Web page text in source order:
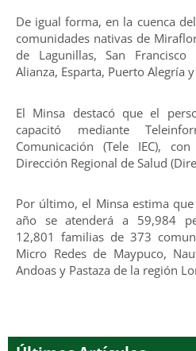
De igual forma, en la cuenca
comunidades nativas de
de Lagunillas, San Francisco
Alianza, Esparta, Puerto Alegría
El Minsa destacó que el
capacitó mediante
Comunicación (Tele IEC),
Dirección Regional de Salud
Por último, el Minsa estima
año se atenderá a 59,984
12,801 familias de 373
Micro Redes de Maypuco,
Andoas y Pastaza de la región